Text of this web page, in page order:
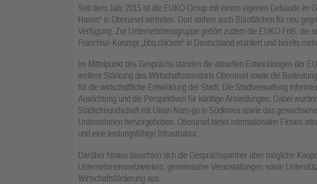
Seit dem Jahr 2015 ist die EUKO Group mit einem eigenen Gebäude im
Hasen“ in Oberursel vertreten. Dort stehen auch Büroflächen für neu
Verfügung. Zur Unternehmensgruppe gehört zudem die EUKO FnB, die
Franchise-Konzept „bbq.chicken“ in Deutschland etabliert und bereits
Im Mittelpunkt des Gesprächs standen die aktuellen Entwicklungen der
weitere Stärkung des Wirtschaftsstandorts Oberursel sowie die
für die wirtschaftliche Entwicklung der Stadt. Die Stadtverwaltung
Ausrichtung und die Perspektiven für künftige Ansiedlungen. Dabei
Städtefreundschaft mit Ulsan Nam-gu in Südkorea sowie das
Unternehmen hervorgehoben. Oberursel bietet internationalen Firmen
und eine leistungsfähige Infrastruktur.
Darüber hinaus tauschten sich die Gesprächspartner über mögliche
Unternehmensnetzwerken, gemeinsame Veranstaltungen sowie
Wirtschaftsförderung aus.